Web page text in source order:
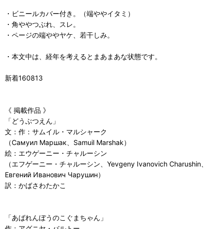
・ビニールカバー付き。（端ややイタミ）
・角ややつぶれ、スレ。
・ページの端ややヤケ、若干しみ。
・本文中は、経年を考えるとまあまあな状態です。
新着160813
《 掲載作品 》
「どうぶつえん」
文：作：サムイル・マルシャーク
（Самуил Маршак、Samuil Marshak）
絵：エウゲーニー・チャルーシン
（エフゲーニー・チャルーシン、Yevgeny Ivanovich Charushin、
Евгений Иванович Чарушин）
訳：かばさわたかこ
「あばれんぼうのこぐまちゃん」